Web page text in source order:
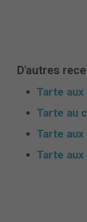
D'autres
Tarte
Tarte au
Tarte
Tarte